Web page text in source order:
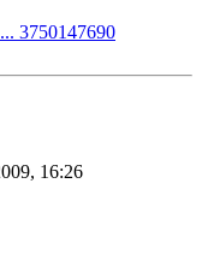
3750147690
16:26